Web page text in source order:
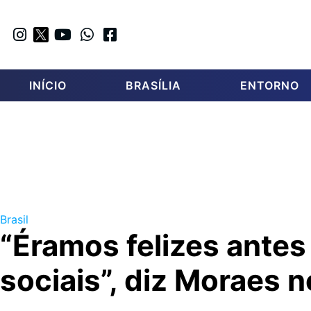
INÍCIO BRASÍLIA ENTORNO
Brasil
“Éramos felizes
sociais”, diz Moraes